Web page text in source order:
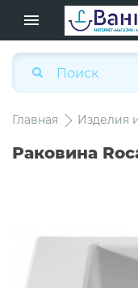
Главная Изделия
Раковина